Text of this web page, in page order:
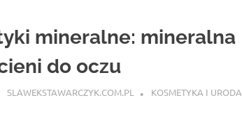
mineralne: mineralna
do oczu
SLAWEKSTAWARCZYK.COM.PL KOSMETYKA I URODA